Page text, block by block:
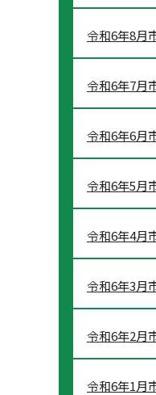
令和6年8月
令和6年7月
令和6年6月
令和6年5月
令和6年4月
令和6年3月
令和6年2月
令和6年1月